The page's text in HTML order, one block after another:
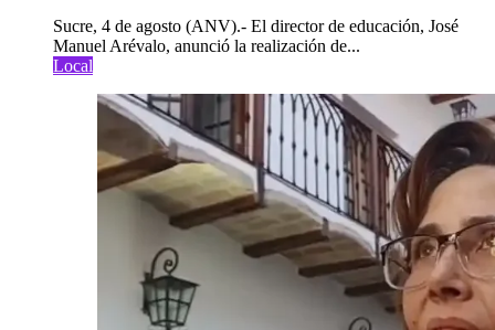
Sucre, 4 de agosto (ANV).- El director de educación, José
Manuel Arévalo, anunció la realización de...
Local